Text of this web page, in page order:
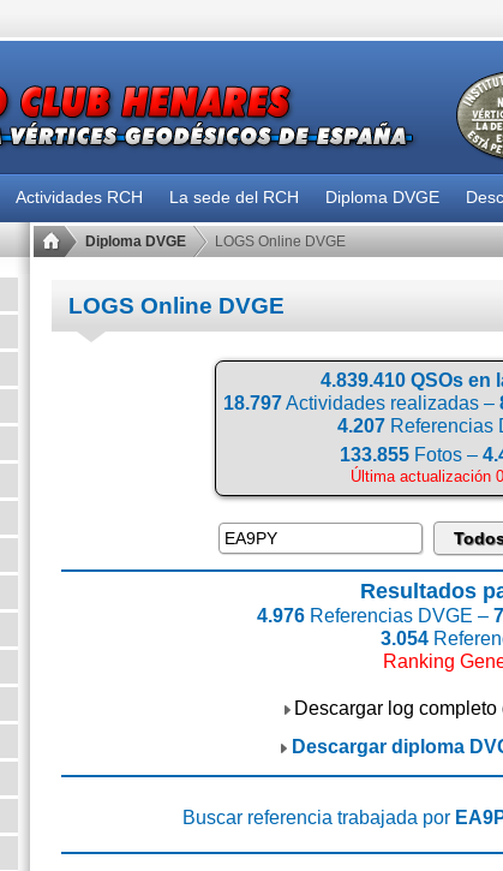
Actividades RCH La sede del RCH Diploma DVGE
Diploma DVGE LOGS Online DVGE
LOGS Online DVGE
4.839.410 QSOs en
18.797Actividades realizadas –
4.207Referencias
133.855 Fotos –
Última actualización
Resultados
4.976Referencias DVGE –
3.054
Ranking
Descargar log
Descargar diploma
Buscar referencia trabajada por